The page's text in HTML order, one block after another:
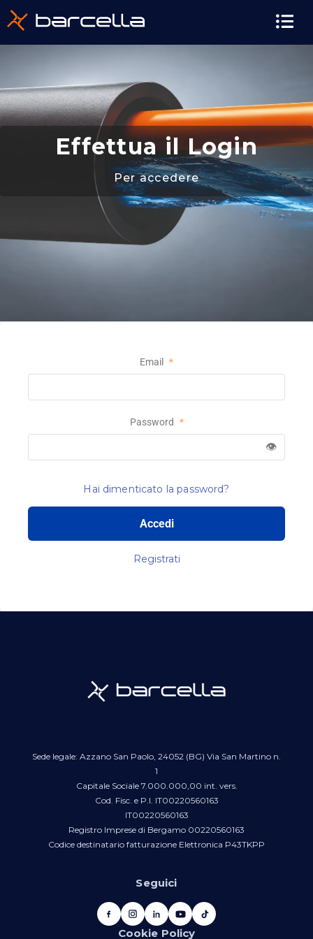
contenuto
Effettua il Login
Per accedere
Email *
Password *
👁
Hai dimenticato la password?
Accedi
Registrati
Sede legale: Azzano San Paolo, 24052 (BG) Via San Martino n.
1
Capitale Sociale 7.000.000,00 int. vers.
Cod. Fisc. e P.I. IT00220560163
IT00220560163
Registro Imprese di Bergamo 00220560163
Codice destinatario fatturazione Elettronica P43TKPP
Seguici
Cookie Policy